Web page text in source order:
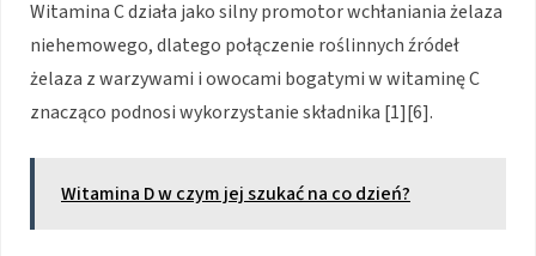
Witamina C działa jako silny promotor wchłaniania żelaza
niehemowego, dlatego połączenie roślinnych źródeł
żelaza z warzywami i owocami bogatymi w witaminę C
znacząco podnosi wykorzystanie składnika [1][6].
Witamina D w czym jej szukać na co dzień?